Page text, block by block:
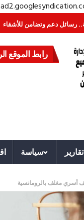
وتضامن للأشقاء جهاز
رابط الموقع
تقارير سياسة
أسري مغلف بالرومانسية